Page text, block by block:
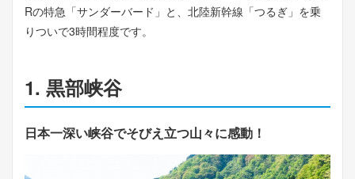
Rの特急「サンダーバード」と、北陸新幹線「つるぎ」を乗
りついで3時間程度です。
1. 黒部峡谷
日本一深い峡谷でそびえ立つ山々に感動！